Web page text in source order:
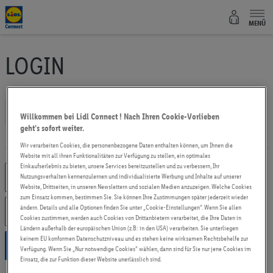
Lidl Connect
MENÜ
LOGIN
mit Passwort mit PUK mit Einmalcode
Noch nicht registriert?
E-Mail / 069012345678
Passwort / PUK / Einmal-Code
LOGIN
Willkommen bei Lidl Connect ! Nach Ihren Cookie-Vorlieben
geht’s sofort weiter.
Wir verarbeiten Cookies, die personenbezogene Daten enthalten können, um Ihnen die
Website mit all ihren Funktionalitäten zur Verfügung zu stellen, ein optimales
Einkaufserlebnis zu bieten, unsere Services bereitzustellen und zu verbessern, Ihr
Nutzungsverhalten kennenzulernen und individualisierte Werbung und Inhalte auf unserer
Website, Drittseiten, in unseren Newslettern und sozialen Medien anzuzeigen. Welche Cookies
zum Einsatz kommen, bestimmen Sie. Sie können Ihre Zustimmungen später jederzeit wieder
ändern. Details und alle Optionen finden Sie unter „Cookie-Einstellungen“. Wenn Sie allen
Cookies zustimmen, werden auch Cookies von Drittanbietern verarbeitet, die Ihre Daten in
Ländern außerhalb der europäischen Union (z.B: in den USA) verarbeiten. Sie unterliegen
keinem EU konformen Datenschutzniveau und es stehen keine wirksamen Rechtsbehelfe zur
Verfügung. Wenn Sie „Nur notwendige Cookies“ wählen, dann sind für Sie nur jene Cookies im
Einsatz, die zur Funktion dieser Website unerlässlich sind.